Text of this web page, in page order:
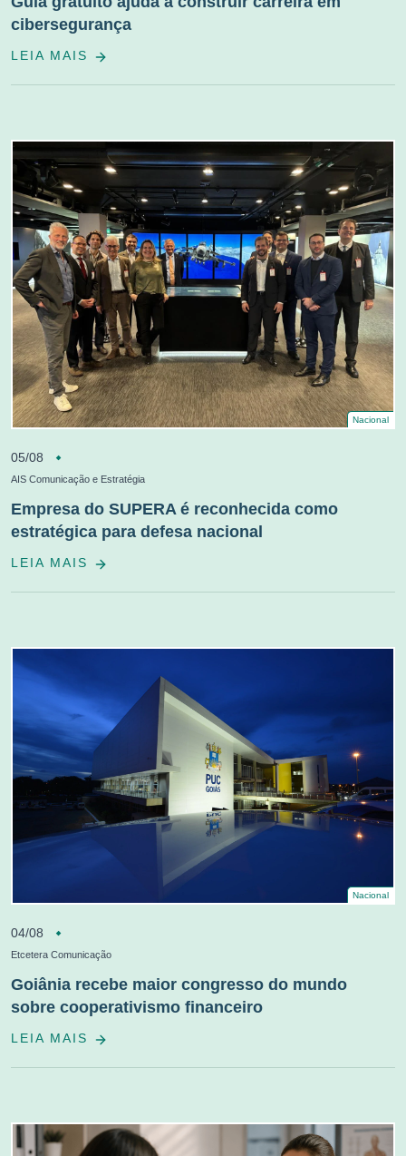
cibersegurança
LEIA MAIS
Nacional
05/08
AIS Comunicação e Estratégia
Empresa do SUPERA é reconhecida como
estratégica para defesa nacional
LEIA MAIS
Nacional
04/08
Etcetera Comunicação
Goiânia recebe maior congresso do mundo
sobre cooperativismo financeiro
LEIA MAIS